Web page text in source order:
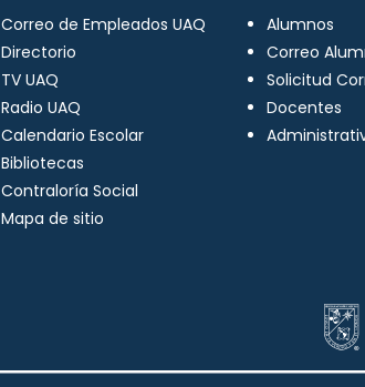
Correo de Empleados UAQ
Directorio
TV UAQ
Radio UAQ
Calendario Escolar
Bibliotecas
Contraloría Social
Mapa de sitio
Alumnos
Correo
Solicitud
Docentes